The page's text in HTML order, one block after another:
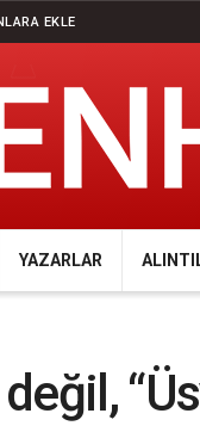
EKLE
YAZARLAR
değil,